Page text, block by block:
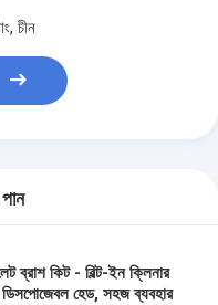
চীন
ব্রাশ কিট - বিল্ট-ইন ক্লিনার
হেড, সহজ ব্যবহার